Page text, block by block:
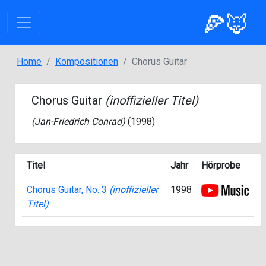
🍕🦊
Home Kompositionen Chorus Guitar
Chorus Guitar (inoffizieller Titel)
(Jan-Friedrich Conrad) (1998)
Titel Jahr Hörprobe
Chorus Guitar, No. 3 (inoffizieller
Titel)
1998